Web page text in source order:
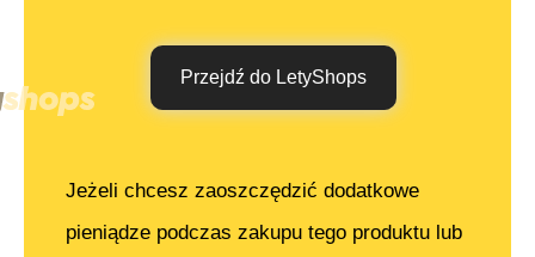
Przejdź do LetyShops
Jeżeli chcesz zaoszczędzić dodatkowe
pieniądze podczas zakupu tego produktu lub